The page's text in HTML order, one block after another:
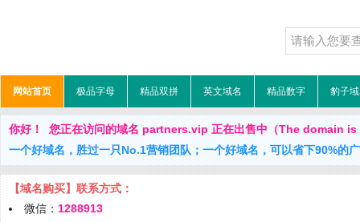
网站首页 极品字母 精品双拼 英文域名 精品数字 豹子
你好！ 您正在访问的域名 partners.vip 正在出售中（The domain
一个好域名，胜过一只No.1营销团队；一个好域名，可以省下90%的
【域名购买】联系方式：
微信： 1288913